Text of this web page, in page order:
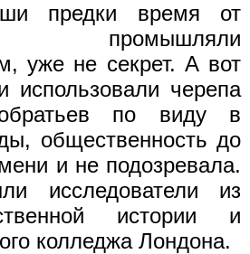
предки время от
промышляли
уже не секрет. А вот
использовали черепа
по виду в
общественность до
и не подозревала.
исследователи из
истории и
колледжа Лондона.